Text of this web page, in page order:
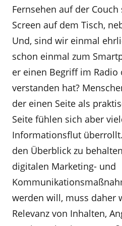
Fernsehen auf der
Screen auf dem Tisch,
Und, sind wir einmal
schon einmal zum
er einen Begriff im Radio
verstanden hat?
der einen Seite als
Seite fühlen sich aber
Informationsflut
den Überblick zu
digitalen Marketing- und
werden will, muss daher
Relevanz von Inhalten,